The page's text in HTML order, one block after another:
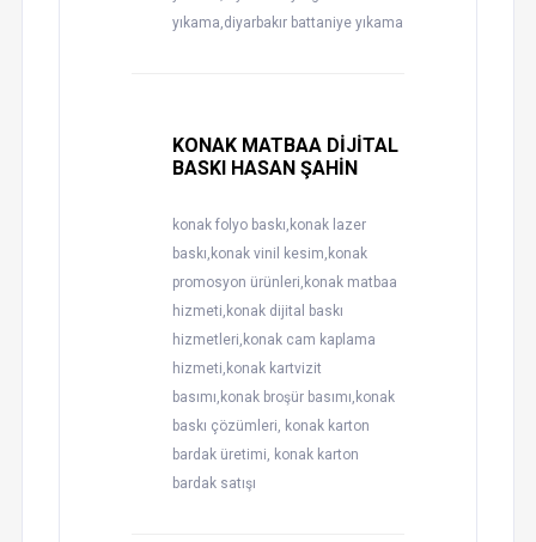
yıkama,diyarbakır battaniye yıkama
KONAK MATBAA DİJİTAL
BASKI HASAN ŞAHİN
konak folyo baskı,konak lazer
baskı,konak vinil kesim,konak
promosyon ürünleri,konak matbaa
hizmeti,konak dijital baskı
hizmetleri,konak cam kaplama
hizmeti,konak kartvizit
basımı,konak broşür basımı,konak
baskı çözümleri, konak karton
bardak üretimi, konak karton
bardak satışı